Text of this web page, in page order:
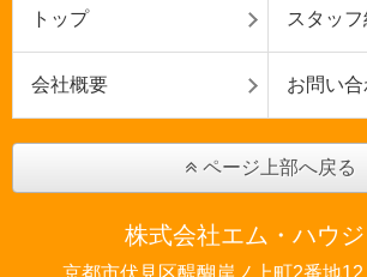
トップ スタッ
会社概要 お問い
ページ上部へ戻る
株式会社エム・ハウ